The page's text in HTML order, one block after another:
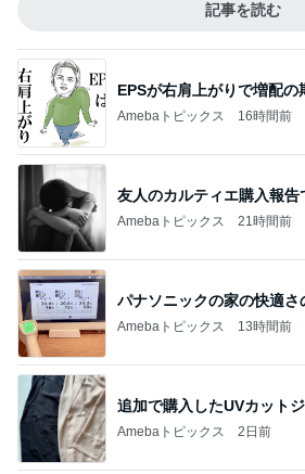
記事を読む
EPSが右肩上がりで増配の
Amebaトピックス 16時間前
友人のカルティエ購入報告
Amebaトピックス 21時間前
パナソニックの家の快適さ
Amebaトピックス 13時間前
追加で購入したUVカット
Amebaトピックス 2日前